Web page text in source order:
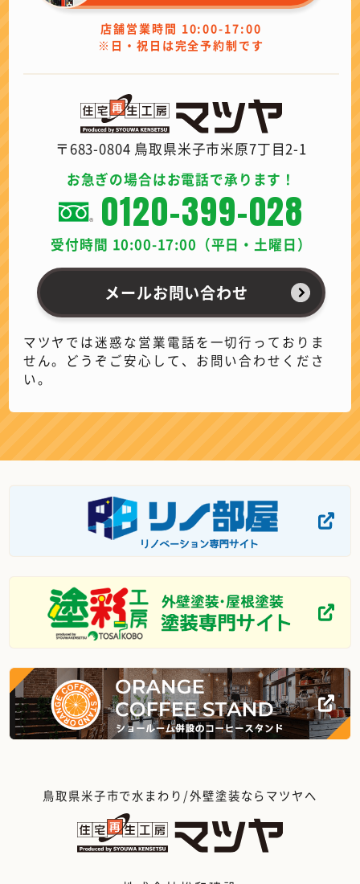
店舗営業時間 10:00-17:00
※日・祝日は完全予約制です
〒683-0804 鳥取県米子市米原7丁目2-1
お急ぎの場合はお電話で承ります！
0120-399-028
受付時間 10:00-17:00（平日・土曜日）
メールお問い合わせ
マツヤでは迷惑な営業電話を一切行っておりま
せん。どうぞご安心して、お問い合わせくださ
い。
鳥取県米子市で水まわり/外壁塗装ならマツヤへ